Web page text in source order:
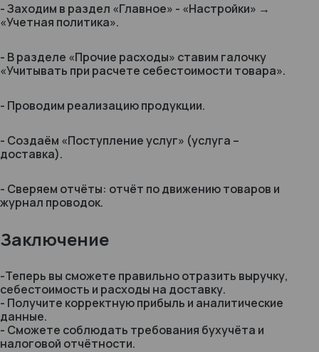
- Заходим в раздел «Главное» - «Настройки» →
«Учетная политика».
- В разделе «Прочие расходы» ставим галочку
«Учитывать при расчете себестоимости товара».
- Проводим реализацию продукции.
- Создаём «Поступление услуг» (услуга –
доставка).
- Сверяем отчёты: отчёт по движению товаров и
журнал проводок.
Заключение
-Теперь вы сможете правильно отразить выручку,
себестоимость и расходы на доставку.
- Получите корректную прибыль и аналитические
данные.
- Сможете соблюдать требования бухучёта и
налоговой отчётности.